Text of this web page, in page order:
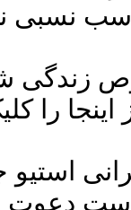
استیو